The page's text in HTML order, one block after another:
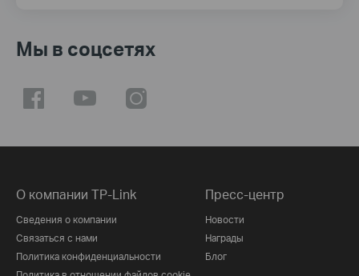
Мы в соцсетях
О компании TP-Link
Сведения о компании
Связаться с нами
Политика конфиденциальности
Пресс-центр
Новости
Награды
Блог